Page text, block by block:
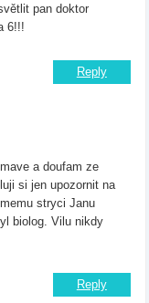
pan doktor
6!!!
Reply
a doufam ze
si jen upozornit na
stryci Janu
biolog. Vilu nikdy
Reply